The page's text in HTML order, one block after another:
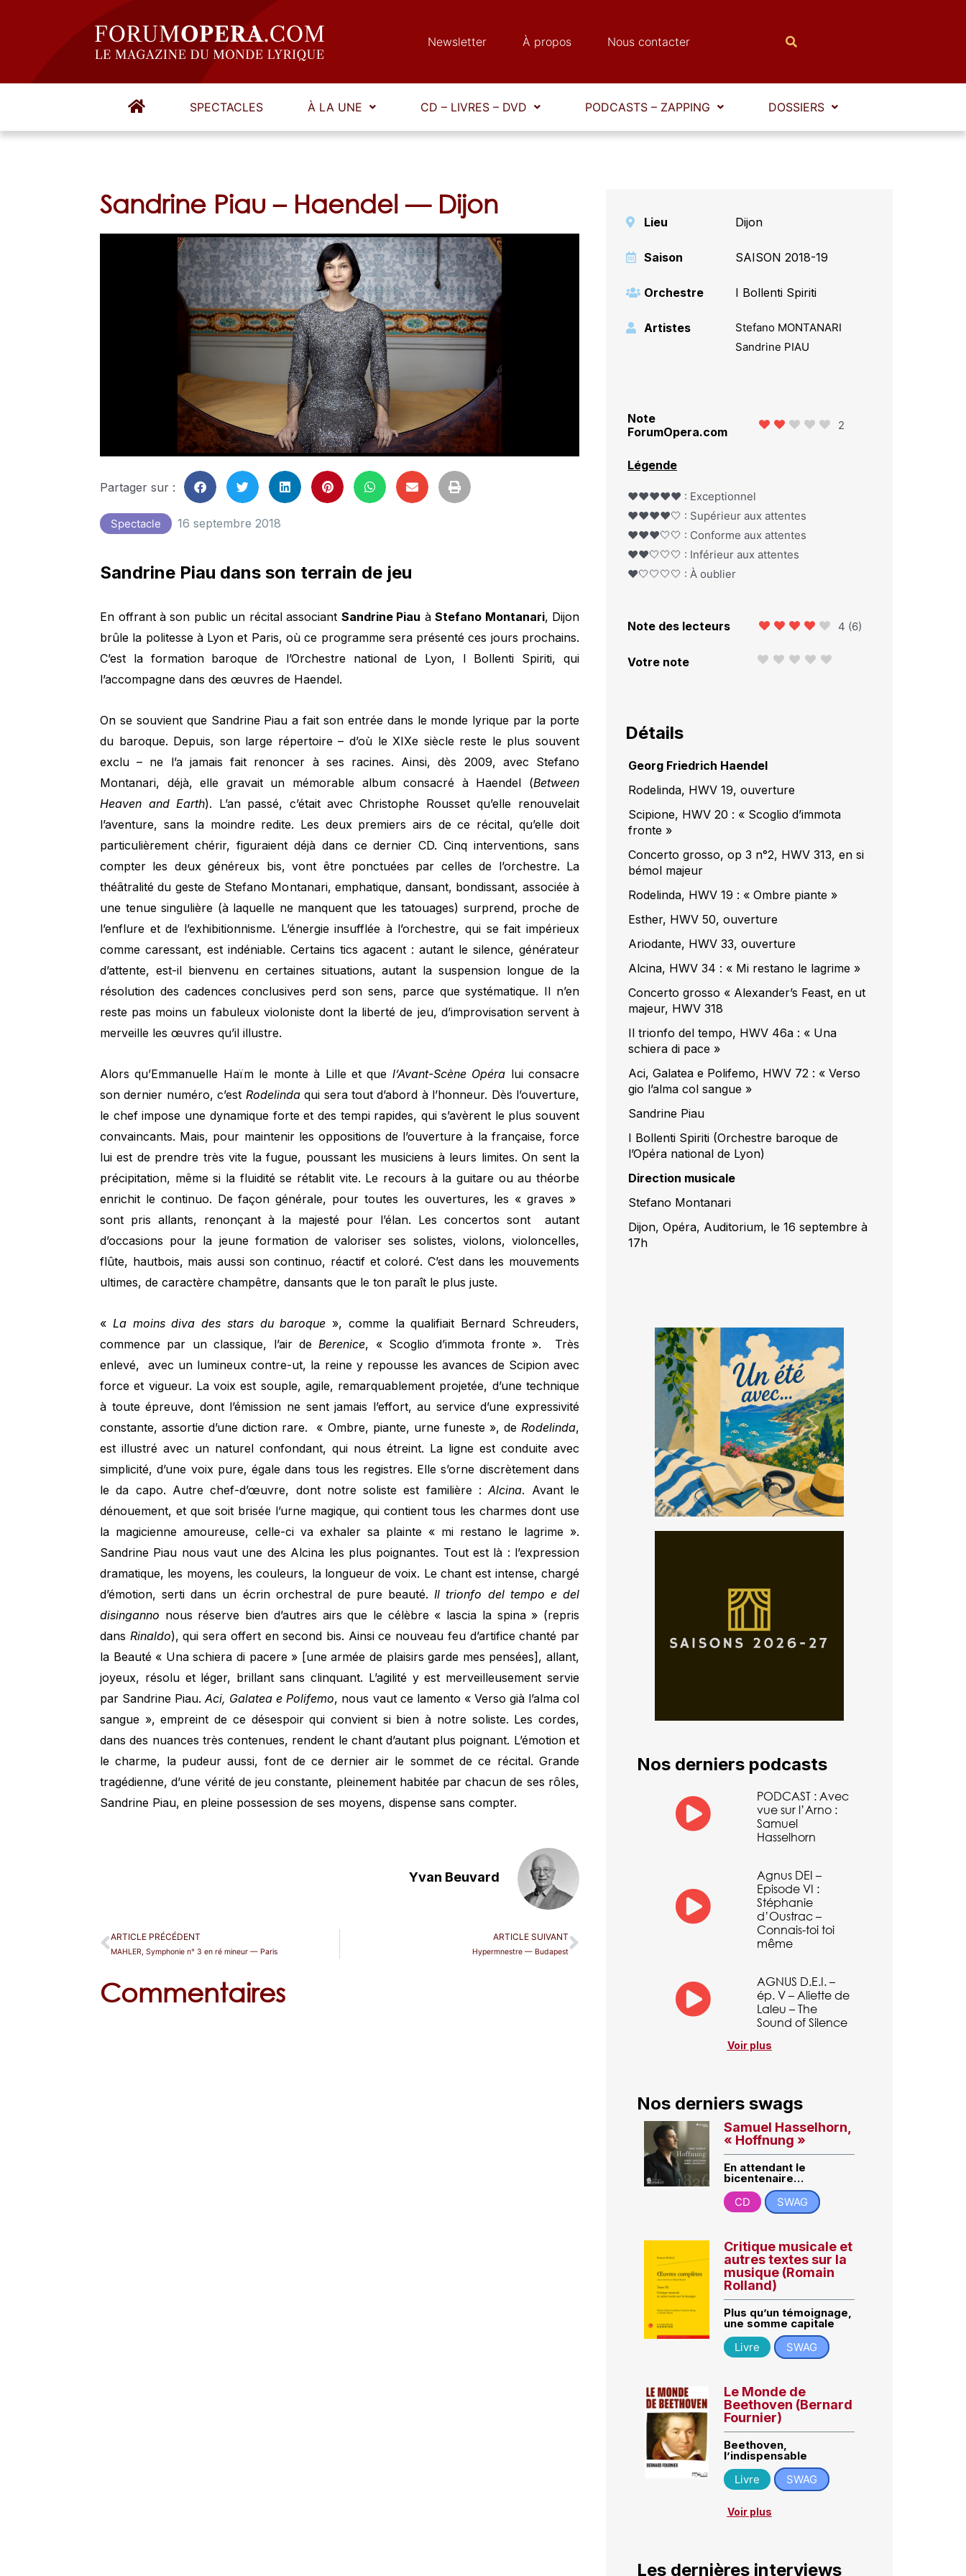
Newsletter À propos Nous contacter
SPECTACLES À LA UNE CD – LIVRES – DVD PODCASTS – ZAPPING DOSSIERS
Sandrine Piau – Haendel — Dijon
Partager sur :
Spectacle 16 septembre 2018
Sandrine Piau dans son terrain de jeu
En offrant à son public un récital associant Sandrine Piau àStefano Montanari, Dijon
brûle la politesse à Lyon et Paris, où ce programme sera présenté ces jours prochains.
C’est la formation baroque de l’Orchestre national de Lyon, I Bollenti Spiriti, qui
l’accompagne dans des œuvres de Haendel.
On se souvient que Sandrine Piau a fait son entrée dans le monde lyrique par la porte
du baroque. Depuis, son large répertoire – d’où le XIXe siècle reste le plus souvent
exclu – ne l’a jamais fait renoncer à ses racines. Ainsi, dès 2009, avec Stefano
Montanari, déjà, elle gravait un mémorable album consacré à Haendel (Between
Heaven and Earth). L’an passé, c’était avec Christophe Rousset qu’elle renouvelait
l’aventure, sans la moindre redite. Les deux premiers airs de ce récital, qu’elle doit
particulièrement chérir, figuraient déjà dans ce dernier CD. Cinq interventions, sans
compter les deux généreux bis, vont être ponctuées par celles de l’orchestre. La
théâtralité du geste de Stefano Montanari, emphatique, dansant, bondissant, associée à
une tenue singulière (à laquelle ne manquent que les tatouages) surprend, proche de
l’enflure et de l’exhibitionnisme. L’énergie insufflée à l’orchestre, qui se fait impérieux
comme caressant, est indéniable. Certains tics agacent : autant le silence, générateur
d’attente, est-il bienvenu en certaines situations, autant la suspension longue de la
résolution des cadences conclusives perd son sens, parce que systématique. Il n’en
reste pas moins un fabuleux violoniste dont la liberté de jeu, d’improvisation servent à
merveille les œuvres qu’il illustre.
Alors qu’Emmanuelle Haïm le monte à Lille et que l’Avant-Scène Opéra lui consacre
son dernier numéro, c’est Rodelindaqui sera tout d’abord à l’honneur. Dès l’ouverture,
le chef impose une dynamique forte et des tempi rapides, qui s’avèrent le plus souvent
convaincants. Mais, pour maintenir les oppositions de l’ouverture à la française, force
lui est de prendre très vite la fugue, poussant les musiciens à leurs limites. On sent la
précipitation, même si la fluidité se rétablit vite. Le recours à la guitare ou au théorbe
enrichit le continuo. De façon générale, pour toutes les ouvertures, les « graves »
sont pris allants, renonçant à la majesté pour l’élan. Les concertos sont autant
d’occasions pour la jeune formation de valoriser ses solistes, violons, violoncelles,
flûte, hautbois, mais aussi son continuo, réactif et coloré. C’est dans les mouvements
ultimes, de caractère champêtre, dansants que le ton paraît le plus juste.
« La moins diva des stars du baroque », comme la qualifiait Bernard Schreuders,
commence par un classique, l’air deBerenice, « Scoglio d’immota fronte ». Très
enlevé, avec un lumineux contre-ut, la reine y repousse les avances de Scipion avec
force et vigueur. La voix est souple, agile, remarquablement projetée, d’une technique
à toute épreuve, dont l’émission ne sent jamais l’effort, au service d’une expressivité
constante, assortie d’une diction rare. « Ombre, piante, urne funeste », de Rodelinda,
est illustré avec un naturel confondant, qui nous étreint. La ligne est conduite avec
simplicité, d’une voix pure, égale dans tous les registres. Elle s’orne discrètement dans
le da capo. Autre chef-d’œuvre, dont notre soliste est familière :Alcina. Avant le
dénouement, et que soit brisée l’urne magique, qui contient tous les charmes dont use
la magicienne amoureuse, celle-ci va exhaler sa plainte « mi restano le lagrime ».
Sandrine Piau nous vaut une des Alcina les plus poignantes. Tout est là : l’expression
dramatique, les moyens, les couleurs, la longueur de voix. Le chant est intense, chargé
d’émotion, serti dans un écrin orchestral de pure beauté.Il trionfo del tempo e del
disinganno nous réserve bien d’autres airs que le célèbre « lascia la spina » (repris
dans Rinaldo), qui sera offert en second bis. Ainsi ce nouveau feu d’artifice chanté par
la Beauté « Una schiera di pacere » [une armée de plaisirs garde mes pensées], allant,
joyeux, résolu et léger, brillant sans clinquant. L’agilité y est merveilleusement servie
par Sandrine Piau.Aci, Galatea e Polifemo, nous vaut ce lamento « Verso già l’alma col
sangue », empreint de ce désespoir qui convient si bien à notre soliste. Les cordes,
dans des nuances très contenues, rendent le chant d’autant plus poignant. L’émotion et
le charme, la pudeur aussi, font de ce dernier air le sommet de ce récital. Grande
tragédienne, d’une vérité de jeu constante, pleinement habitée par chacun de ses rôles,
Sandrine Piau, en pleine possession de ses moyens, dispense sans compter.
Yvan Beuvard
ARTICLE PRÉCÉDENT
MAHLER, Symphonie n° 3 en ré mineur — Paris
ARTICLE SUIVANT
Hypermnestre — Budapest
Commentaires
Lieu Dijon
Saison SAISON 2018-19
Orchestre I Bollenti Spiriti
Artistes
Stefano MONTANARI
Sandrine PIAU
Note
ForumOpera.com
2
Légende
❤️❤️❤️❤️❤️ : Exceptionnel
❤️❤️❤️❤️🤍 : Supérieur aux attentes
❤️❤️❤️🤍🤍 : Conforme aux attentes
❤️❤️🤍🤍🤍 : Inférieur aux attentes
❤️🤍🤍🤍🤍 : À oublier
Note des lecteurs 4 (6)
Votre note
Détails
Georg Friedrich Haendel
Rodelinda, HWV 19, ouverture
Scipione, HWV 20 : « Scoglio d’immota
fronte »
Concerto grosso, op 3 n°2, HWV 313, en si
bémol majeur
Rodelinda, HWV 19 : « Ombre piante »
Esther, HWV 50, ouverture
Ariodante, HWV 33, ouverture
Alcina, HWV 34 : « Mi restano le lagrime »
Concerto grosso « Alexander’s Feast, en ut
majeur, HWV 318
Il trionfo del tempo, HWV 46a : « Una
schiera di pace »
Aci, Galatea e Polifemo, HWV 72 : « Verso
gio l’alma col sangue »
Sandrine Piau
I Bollenti Spiriti (Orchestre baroque de
l’Opéra national de Lyon)
Direction musicale
Stefano Montanari
Dijon, Opéra, Auditorium, le 16 septembre à
17h
Nos derniers podcasts
PODCAST : Avec
vue sur l’Arno :
Samuel
Hasselhorn
Agnus DEI –
Episode VI :
Stéphanie
d’Oustrac –
Connais-toi toi
même
AGNUS D.E.I. –
ép. V – Aliette de
Laleu – The
Sound of Silence
Voir plus
Nos derniers swags
Samuel Hasselhorn,
« Hoffnung »
En attendant le
bicentenaire…
CD
SWAG
Critique musicale et
autres textes sur la
musique (Romain
Rolland)
Plus qu’un témoignage,
une somme capitale
Livre
SWAG
Le Monde de
Beethoven (Bernard
Fournier)
Beethoven,
l’indispensable
Livre
SWAG
Voir plus
Les dernières interviews